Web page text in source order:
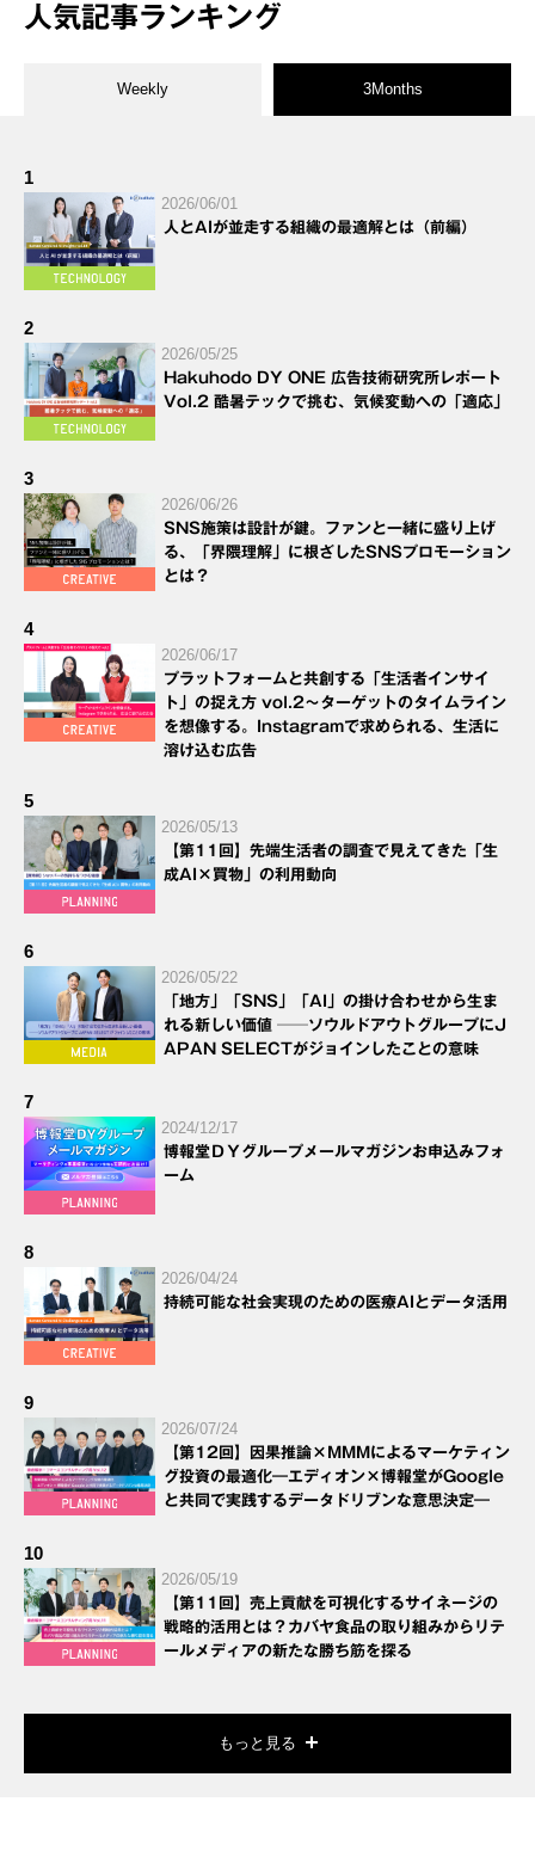
人気記事ランキング
Weekly 3Months
1
2026/06/01
人とAIが並走する組織の最適解とは（前編）
2
2026/05/25
Hakuhodo DY ONE 広告技術研究所レポート
Vol.2 酷暑テックで挑む、気候変動への「適応」
3
2026/06/26
SNS施策は設計が鍵。ファンと一緒に盛り上げ
る、「界隈理解」に根ざしたSNSプロモーション
とは？
4
2026/06/17
プラットフォームと共創する「生活者インサイ
ト」の捉え方 vol.2～ターゲットのタイムライン
を想像する。Instagramで求められる、生活に
溶け込む広告
5
2026/05/13
【第11回】先端生活者の調査で見えてきた「生
成AI×買物」の利用動向
6
2026/05/22
「地方」「SNS」「AI」の掛け合わせから生ま
れる新しい価値 ──ソウルドアウトグループにJ
APAN SELECTがジョインしたことの意味
7
2024/12/17
博報堂ＤＹグループメールマガジンお申込みフォ
ーム
8
2026/04/24
持続可能な社会実現のための医療AIとデータ活用
9
2026/07/24
【第12回】因果推論×MMMによるマーケティン
グ投資の最適化―エディオン×博報堂がGoogle
と共同で実践するデータドリブンな意思決定―
10
2026/05/19
【第11回】売上貢献を可視化するサイネージの
戦略的活用とは？カバヤ食品の取り組みからリテ
ールメディアの新たな勝ち筋を探る
もっと見る